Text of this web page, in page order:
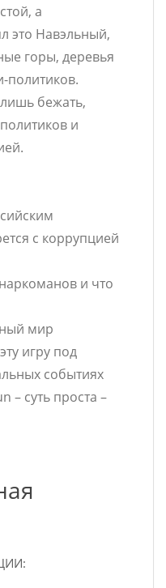
а
это Навэльный,
горы, деревья
политиков.
бежать,
и
с коррупцией
и что
мир
игру под
событиях
– суть проста –